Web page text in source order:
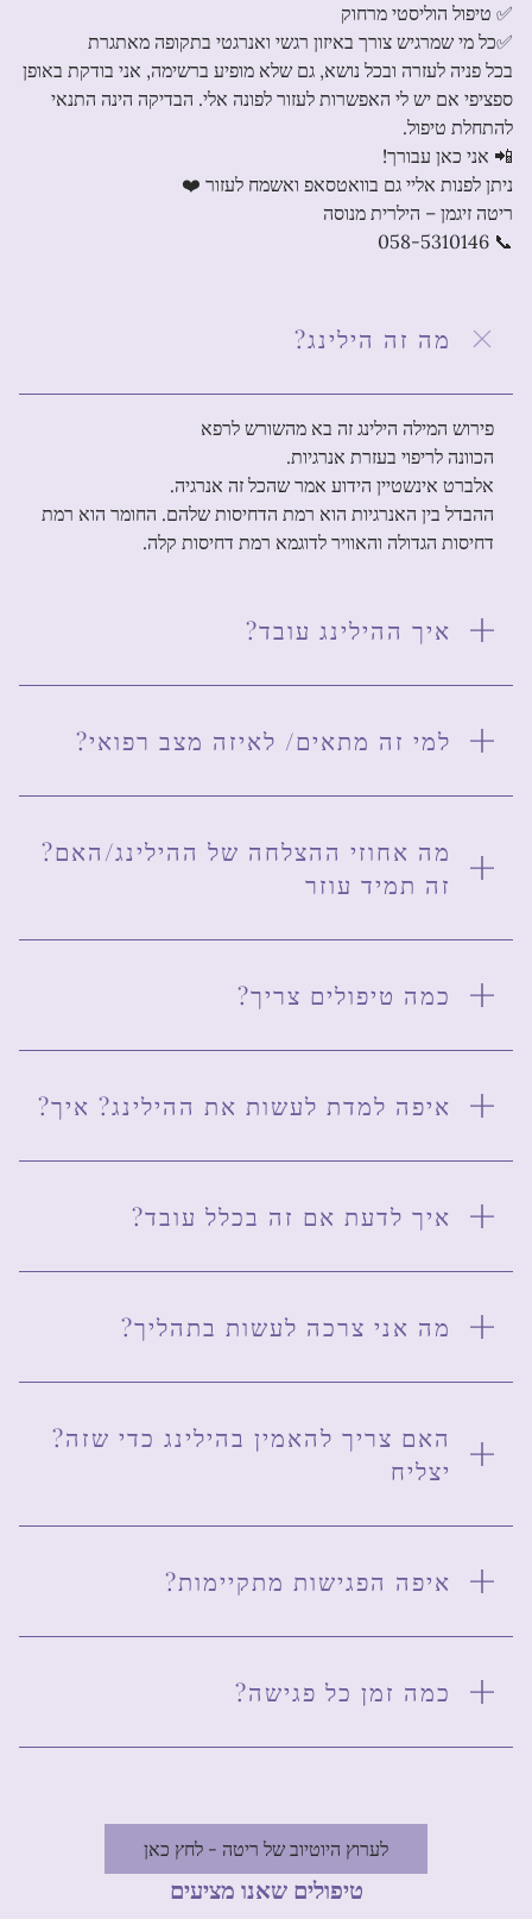
✅ טיפול הוליסטי מרחוק
✅כל מי שמרגיש צורך באיזון רגשי ואנרגטי בתקופה מאתגרת
בכל פניה לעזרה ובכל נושא, גם שלא מופיע ברשימה, אני בודקת באופן
ספציפי אם יש לי האפשרות לעזור לפונה אלי. הבדיקה הינה התנאי
להתחלת טיפול.
📲 אני כאן עבורך!
ניתן לפנות אליי גם בוואטסאפ ואשמח לעזור ❤️
ריטה זיגמן – הילרית מנוסה
📞 058-5310146
?מה זה הילינג
פירוש המילה הילינג זה בא מהשורש לרפא
הכוונה לריפוי בעזרת אנרגיות.
אלברט אינשטיין הידוע אמר שהכל זה אנרגיה.
ההבדל בין האנרגיות הוא רמת הדחיסות שלהם. החומר הוא רמת
דחיסות הגדולה והאוויר לדוגמא רמת דחיסות קלה.
?איך ההילינג עובד
?למי זה מתאים/ לאיזה מצב רפואי
?מה אחוזי ההצלחה של ההילינג/האם
זה תמיד עוזר
?כמה טיפולים צריך
?איפה למדת לעשות את ההילינג? איך
?איך לדעת אם זה בכלל עובד
?מה אני צרכה לעשות בתהליך
?האם צריך להאמין בהילינג כדי שזה
יצליח
?איפה הפגישות מתקיימות
?כמה זמן כל פגישה
לערוץ היוטיוב של ריטה - לחץ כאן
טיפולים שאנו מציעים